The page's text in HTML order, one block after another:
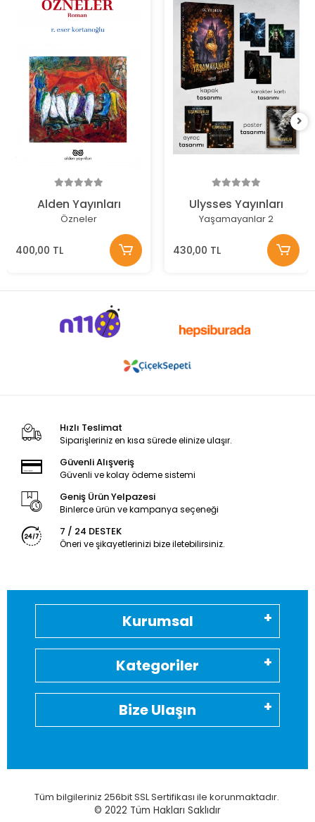
Alden Yayınları
Özneler
400,00 TL
Ulysses Yayınları
Yaşamayanlar 2
430,00 TL
Hızlı Teslimat
Siparişleriniz en kısa sürede elinize ulaşır.
Güvenli Alışveriş
Güvenli ve kolay ödeme sistemi
Geniş Ürün Yelpazesi
Binlerce ürün ve kampanya seçeneği
7 / 24 DESTEK
Öneri ve şikayetlerinizi bize iletebilirsiniz.
Kurumsal
Kategoriler
Bize Ulaşın
Tüm bilgileriniz 256bit SSL Sertifikası ile korunmaktadır.
© 2022 Tüm Hakları Saklıdır